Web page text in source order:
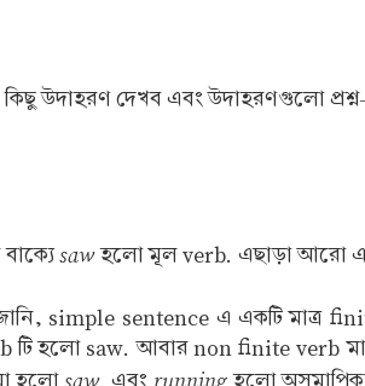
উদাহরণ দেখব এবং উদাহরণগুলো
sawহলো মূল verb. এছাড়া আরো
simple sentence এ একটি মাত্র
হলো saw. আবার non finite verb মানে
saw running